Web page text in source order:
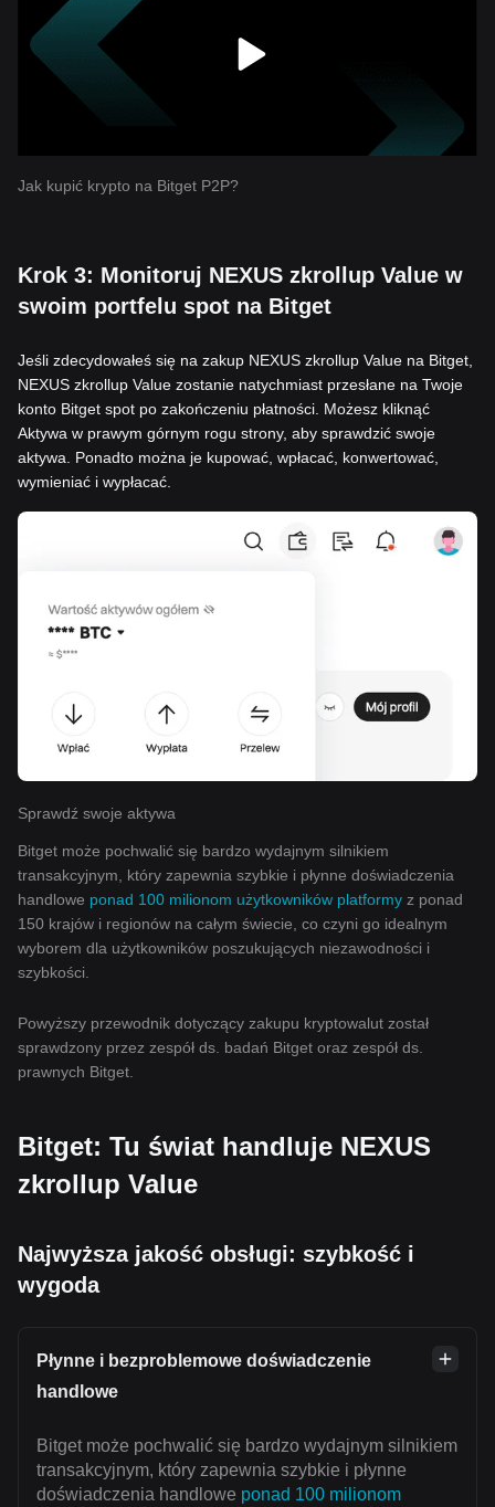
Jak kupić krypto na Bitget P2P?
Krok 3: Monitoruj NEXUS zkrollup Value w
swoim portfelu spot na Bitget
Jeśli zdecydowałeś się na zakup NEXUS zkrollup Value na Bitget,
NEXUS zkrollup Value zostanie natychmiast przesłane na Twoje
konto Bitget spot po zakończeniu płatności. Możesz kliknąć
Aktywa w prawym górnym rogu strony, aby sprawdzić swoje
aktywa. Ponadto można je kupować, wpłacać, konwertować,
wymieniać i wypłacać.
Sprawdź swoje aktywa
Bitget może pochwalić się bardzo wydajnym silnikiem
transakcyjnym, który zapewnia szybkie i płynne doświadczenia
handlowe ponad 100 milionom użytkowników platformy z ponad
150 krajów i regionów na całym świecie, co czyni go idealnym
wyborem dla użytkowników poszukujących niezawodności i
szybkości.
Powyższy przewodnik dotyczący zakupu kryptowalut został
sprawdzony przez zespół ds. badań Bitget oraz zespół ds.
prawnych Bitget.
Bitget: Tu świat handluje NEXUS
zkrollup Value
Najwyższa jakość obsługi: szybkość i
wygoda
Płynne i bezproblemowe doświadczenie
handlowe
Bitget może pochwalić się bardzo wydajnym silnikiem
transakcyjnym, który zapewnia szybkie i płynne
doświadczenia handlowe ponad 100 milionom